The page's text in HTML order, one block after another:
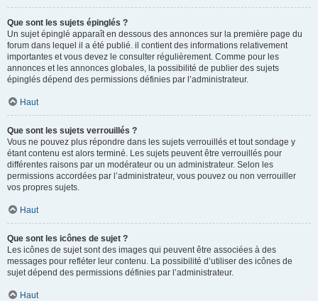
Que sont les sujets épinglés ?
Un sujet épinglé apparaît en dessous des annonces sur la première page du
forum dans lequel il a été publié. il contient des informations relativement
importantes et vous devez le consulter régulièrement. Comme pour les
annonces et les annonces globales, la possibilité de publier des sujets
épinglés dépend des permissions définies par l’administrateur.
Haut
Que sont les sujets verrouillés ?
Vous ne pouvez plus répondre dans les sujets verrouillés et tout sondage y
étant contenu est alors terminé. Les sujets peuvent être verrouillés pour
différentes raisons par un modérateur ou un administrateur. Selon les
permissions accordées par l’administrateur, vous pouvez ou non verrouiller
vos propres sujets.
Haut
Que sont les icônes de sujet ?
Les icônes de sujet sont des images qui peuvent être associées à des
messages pour refléter leur contenu. La possibilité d’utiliser des icônes de
sujet dépend des permissions définies par l’administrateur.
Haut